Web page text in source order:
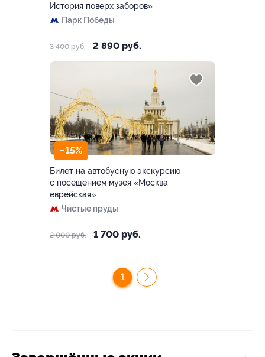
История поверх заборов»
Парк Победы
3 400 руб. 2 890 руб.
–15%
Билет на автобусную экскурсию
с посещением музея «Москва
еврейская»
Чистые пруды
2 000 руб. 1 700 руб.
1